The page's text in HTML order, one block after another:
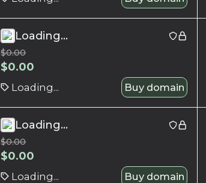
Loading...
$0.00
$0.00
Loading... Buy domain
Loading...
$0.00
$0.00
Loading... Buy domain